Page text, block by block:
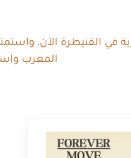
في القنيطرة الآن،
المغرب